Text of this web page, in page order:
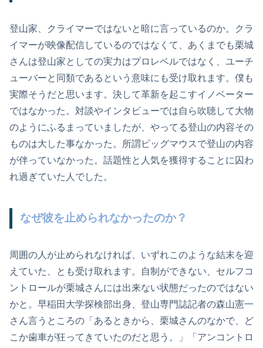
登山家、クライマーではないと暗に言っているのか。クラ
イマーが映像配信しているのではなくて、あくまでも栗城
さんは登山家としての実力はプロレベルではなく、ユーチ
ューバーと同類であるという意味にも受け取れます。僕も
実際そうだと思います。決して革新を起こすイノベーター
ではなかった。対談やインタビューでは自ら吹聴して大物
のようにふるまっていましたが、やってる登山の内容その
ものは大した事なかった。所謂ビッグマウスで登山の内容
が伴っていなかった。話題性と人気を獲得することに囚わ
れ過ぎていた人でした。
なぜ彼を止められなかったのか？
周囲の人が止められなければ、いずれこのような結末を迎
えていた、とも受け取れます。自制ができない、セルフコ
ントロールが栗城さんには出来ない状態だったのではない
かと。早稲田大学探検部出身、登山専門誌記者の森山憲一
さん言うところの「あるときから、栗城さんのなかで、ど
こか歯車が狂ってきていたのだと思う。」「アンコントロ